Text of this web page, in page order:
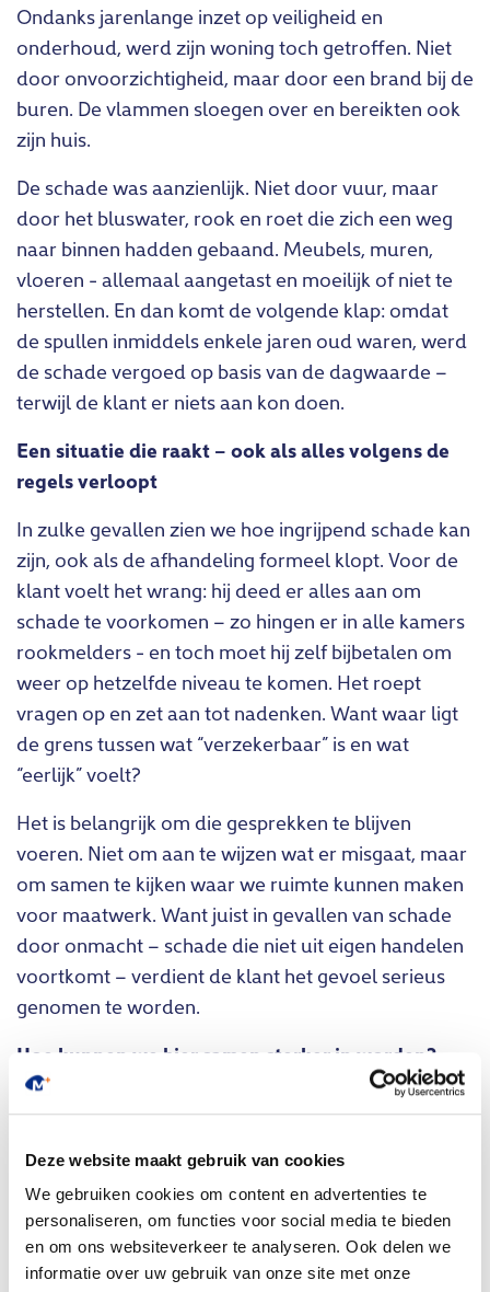
Deze website maakt gebruik van cookies
We gebruiken cookies om content en advertenties te
personaliseren, om functies voor social media te bieden
en om ons websiteverkeer te analyseren. Ook delen we
informatie over uw gebruik van onze site met onze
Ondanks jarenlange inzet op veiligheid en
onderhoud, werd zijn woning toch getroffen. Niet
door onvoorzichtigheid, maar door een brand bij de
buren. De vlammen sloegen over en bereikten ook
zijn huis.
De schade was aanzienlijk. Niet door vuur, maar
door het bluswater, rook en roet die zich een weg
naar binnen hadden gebaand. Meubels, muren,
vloeren - allemaal aangetast en moeilijk of niet te
herstellen. En dan komt de volgende klap: omdat
de spullen inmiddels enkele jaren oud waren, werd
de schade vergoed op basis van de dagwaarde –
terwijl de klant er niets aan kon doen.
Een situatie die raakt – ook als alles volgens de
regels verloopt
In zulke gevallen zien we hoe ingrijpend schade kan
zijn, ook als de afhandeling formeel klopt. Voor de
klant voelt het wrang: hij deed er alles aan om
schade te voorkomen – zo hingen er in alle kamers
rookmelders - en toch moet hij zelf bijbetalen om
weer op hetzelfde niveau te komen. Het roept
vragen op en zet aan tot nadenken. Want waar ligt
de grens tussen wat “verzekerbaar” is en wat
“eerlijk” voelt?
Het is belangrijk om die gesprekken te blijven
voeren. Niet om aan te wijzen wat er misgaat, maar
om samen te kijken waar we ruimte kunnen maken
voor maatwerk. Want juist in gevallen van schade
door onmacht – schade die niet uit eigen handelen
voortkomt – verdient de klant het gevoel serieus
genomen te worden.
Hoe kunnen we hier samen sterker in worden?
Bij MainPlus geloven we dat schadeherstel meer is
herstellen. Om erkenning te geven voor het
ongemak en de inzet van de klant. En om, samen
met verzekeraars, te zorgen voor oplossingen die
verder gaan dan standaard.